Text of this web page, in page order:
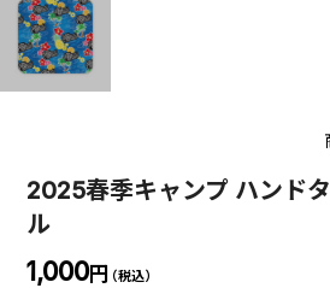
2025春季キャンプ ハンド
ル
1,000円 （税込）